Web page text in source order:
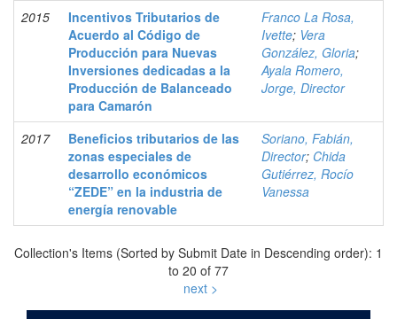
2015
Incentivos Tributarios de
Acuerdo al Código de
Producción para Nuevas
Inversiones dedicadas a la
Producción de Balanceado
para Camarón
Franco La Rosa,
Ivette; Vera
González, Gloria;
Ayala Romero,
Jorge, Director
2017
Beneficios tributarios de las
zonas especiales de
desarrollo económicos
“ZEDE” en la industria de
energía renovable
Soriano, Fabián,
Director; Chida
Gutiérrez, Rocío
Vanessa
Collection's Items (Sorted by Submit Date in Descending order): 1
to 20 of 77
next >